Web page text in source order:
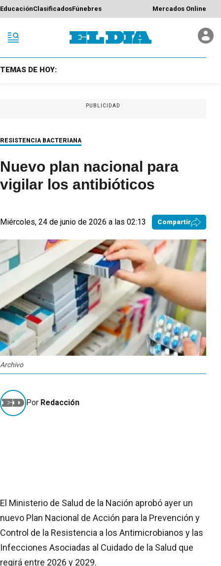
EducaciónClasificadosFúnebres Mercados Online
TEMAS DE HOY:
PUBLICIDAD
RESISTENCIA BACTERIANA
Nuevo plan nacional para
vigilar los antibióticos
Miércoles, 24 de junio de 2026 a las 02:13 Compartir
Archivo
Por Redacción
El Ministerio de Salud de la Nación aprobó ayer un
nuevo Plan Nacional de Acción para la Prevención y
Control de la Resistencia a los Antimicrobianos y las
Infecciones Asociadas al Cuidado de la Salud que
regirá entre 2026 y 2029.